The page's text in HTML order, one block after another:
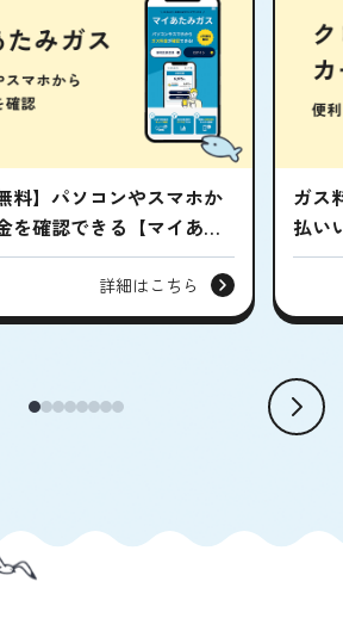
料】パソコンやスマホか
を確認できる【マイあ…
詳細はこちら
ガス
払い